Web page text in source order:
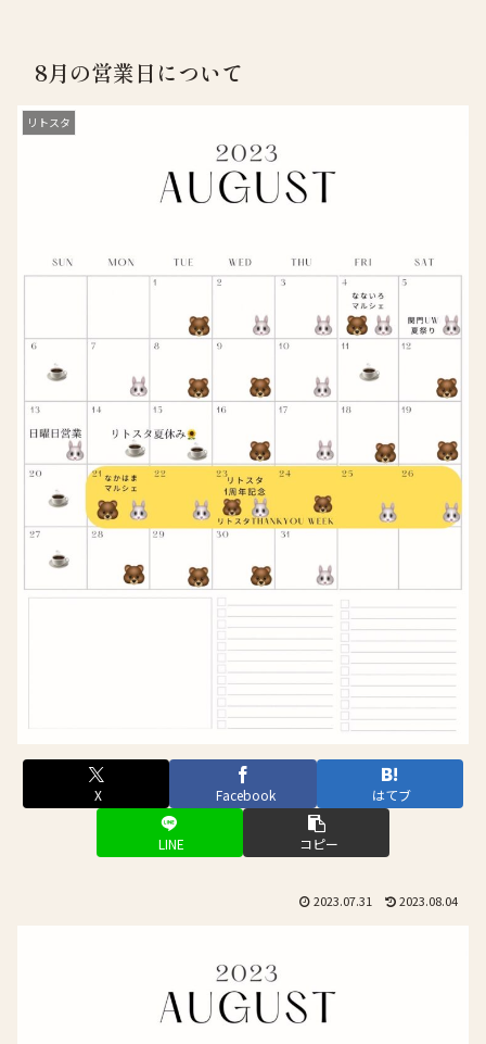
8月の営業日について
リトスタ
X Facebook はてブ
LINE コピー
2023.07.31 2023.08.04